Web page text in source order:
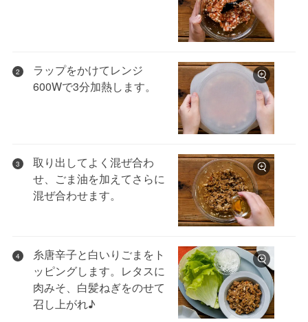
2
ラップをかけてレンジ
600Wで3分加熱します。
3
取り出してよく混ぜ合わ
せ、ごま油を加えてさらに
混ぜ合わせます。
4
糸唐辛子と白いりごまをト
ッピングします。レタスに
肉みそ、白髪ねぎをのせて
召し上がれ♪